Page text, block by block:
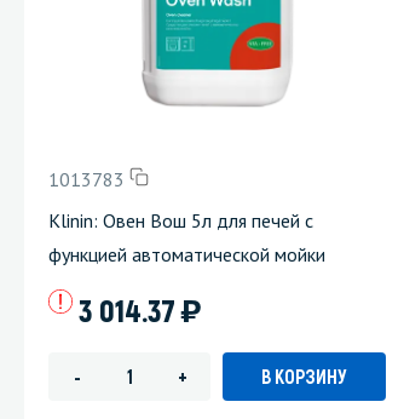
1013783
Klinin: Овен Вош 5л для печей с
функцией автоматической мойки
3 014.37)
- + В КОРЗИНУ